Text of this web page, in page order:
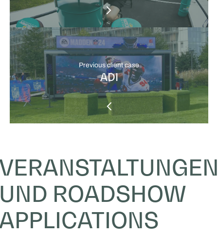
Previous client case
ADI
ROADSHOW